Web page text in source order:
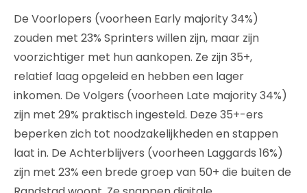
De Voorlopers (voorheen Early majority 34%)
zouden met 23% Sprinters willen zijn, maar zijn
voorzichtiger met hun aankopen. Ze zijn 35+,
relatief laag opgeleid en hebben een lager
inkomen. De Volgers (voorheen Late majority 34%)
zijn met 29% praktisch ingesteld. Deze 35+-ers
beperken zich tot noodzakelijkheden en stappen
laat in. De Achterblijvers (voorheen Laggards 16%)
zijn met 23% een brede groep van 50+ die buiten de